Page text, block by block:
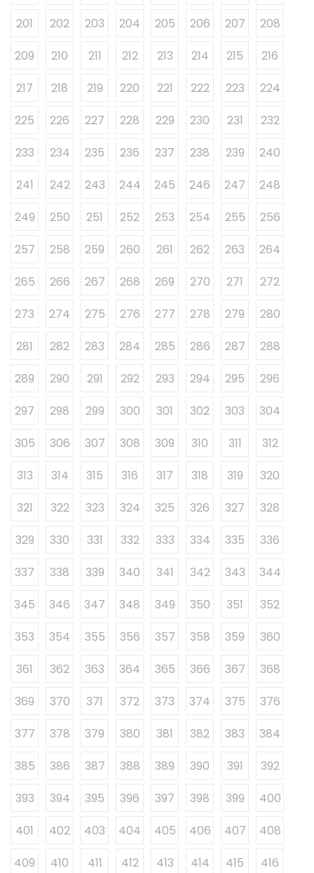
201
202 203 204 205 206 207
208
209
210 211 212 213 214 215
216
217
218 219 220 221 222 223
224
225
226 227 228 229 230 231
232
233
234 235 236 237 238 239
240
241
242 243 244 245 246 247
248
249
250 251 252 253 254 255
256
257
258 259 260 261 262 263
264
265
266 267 268 269 270 271
272
273
274 275 276 277 278 279
280
281
282 283 284 285 286 287
288
289
290 291 292 293 294 295
296
297
298 299 300 301 302 303
304
305
306 307 308 309 310 311
312
313
314 315 316 317 318 319
320
321
322 323 324 325 326 327
328
329
330 331 332 333 334 335
336
337
338 339 340 341 342 343
344
345
346 347 348 349 350 351
352
353
354 355 356 357 358 359
360
361
362 363 364 365 366 367
368
369
370 371 372 373 374 375
376
377
378 379 380 381 382 383
384
385
386 387 388 389 390 391
392
393
394 395 396 397 398 399
400
401
402 403 404 405 406 407
408
409
410 411 412 413 414 415 416